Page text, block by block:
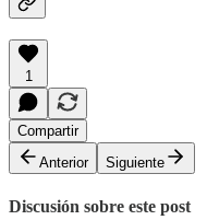
1
Compartir
Anterior
Siguiente
Discusión sobre este post